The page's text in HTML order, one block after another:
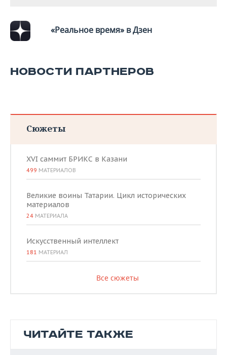
«Реальное время» в Дзен
НОВОСТИ ПАРТНЕРОВ
Сюжеты
XVI саммит БРИКС в Казани
499 МАТЕРИАЛОВ
Великие воины Татарии. Цикл исторических
материалов
24 МАТЕРИАЛА
Искусственный интеллект
181 МАТЕРИАЛ
Все сюжеты
ЧИТАЙТЕ ТАКЖЕ